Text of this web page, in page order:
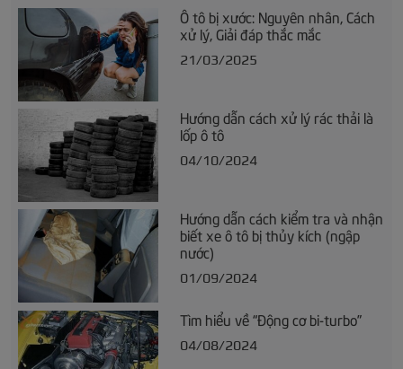
Ô tô bị xước: Nguyên nhân, Cách
xử lý, Giải đáp thắc mắc
21/03/2025
Hướng dẫn cách xử lý rác thải là
lốp ô tô
04/10/2024
Hướng dẫn cách kiểm tra và nhận
biết xe ô tô bị thủy kích (ngập
nước)
01/09/2024
Tìm hiểu về “Động cơ bi-turbo”
04/08/2024